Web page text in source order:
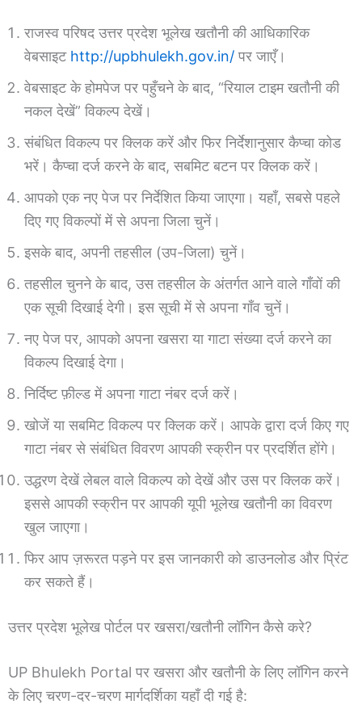
राजस्व परिषद उत्तर प्रदेश भूलेख खतौनी की आधिकारिक
वेबसाइटhttp://upbhulekh.gov.in/पर जाएँ।
वेबसाइट के होमपेज पर पहुँचने के बाद, “रियाल टाइम खतौनी की
नकल देखें” विकल्प देखें।
संबंधित विकल्प पर क्लिक करें और फिर निर्देशानुसार कैप्चा कोड
भरें। कैप्चा दर्ज करने के बाद, सबमिट बटन पर क्लिक करें।
आपको एक नए पेज पर निर्देशित किया जाएगा। यहाँ, सबसे पहले
दिए गए विकल्पों में से अपना जिला चुनें।
इसके बाद, अपनी तहसील (उप-जिला) चुनें।
तहसील चुनने के बाद, उस तहसील के अंतर्गत आने वाले गाँवों की
एक सूची दिखाई देगी। इस सूची में से अपना गाँव चुनें।
नए पेज पर, आपको अपना खसरा या गाटा संख्या दर्ज करने का
विकल्प दिखाई देगा।
निर्दिष्ट फ़ील्ड में अपना गाटा नंबर दर्ज करें।
खोजें या सबमिट विकल्प पर क्लिक करें। आपके द्वारा दर्ज किए गए
गाटा नंबर से संबंधित विवरण आपकी स्क्रीन पर प्रदर्शित होंगे।
उद्धरण देखें लेबल वाले विकल्प को देखें और उस पर क्लिक करें।
इससे आपकी स्क्रीन पर आपकी यूपी भूलेख खतौनी का विवरण
खुल जाएगा।
फिर आप ज़रूरत पड़ने पर इस जानकारी को डाउनलोड और प्रिंट
कर सकते हैं।
उत्तर प्रदेश भूलेख पोर्टल पर खसरा/खतौनी लॉगिन कैसे करे?
UP Bhulekh Portal पर खसरा और खतौनी के लिए लॉगिन करने
के लिए चरण-दर-चरण मार्गदर्शिका यहाँ दी गई है: